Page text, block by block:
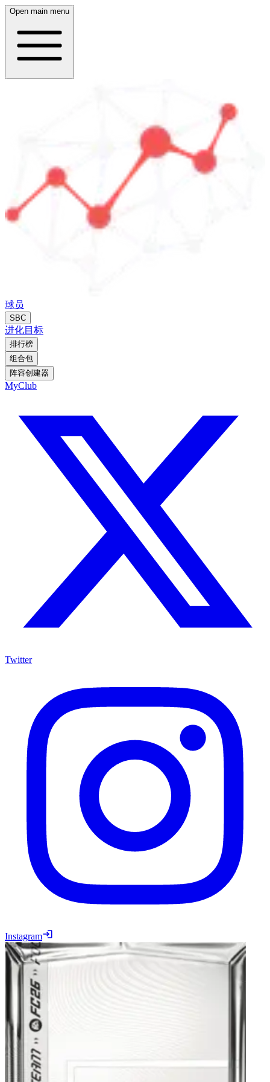
Open main menu
球员
SBC
进化目标
排行榜
组合包
阵容创建器
MyClub
Twitter
Instagram